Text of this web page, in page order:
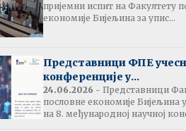
Обавјештење:
Издавање потврда
прије љетне паузе
Резултати испита:
Монетарна економија
пријемни испит на Факултету
економије Бијељина за упис...
Представници ФПЕ
конференције у...
24.06.2026 - Представници
пословне економије Бијељина
на 8. међународној научној